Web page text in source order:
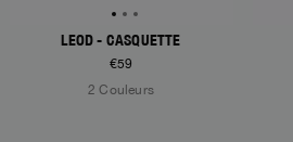
LEOD - CASQUETTE
€59
2 Couleurs